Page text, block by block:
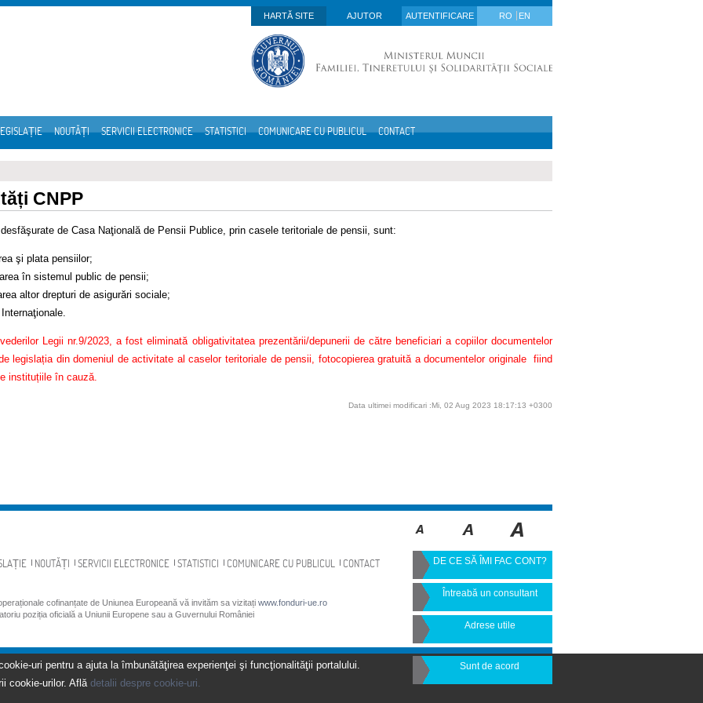
HARTĂ SITE
AJUTOR AUTENTIFICARE RO EN
NOUTĂȚI SERVICII ELECTRONICE STATISTICI COMUNICARE CU PUBLICUL CONTACT
CNPP
de Casa Naţională de Pensii Publice, prin casele teritoriale de pensii, sunt:
şi plata pensiilor;
în sistemul public de pensii;
altor drepturi de asigurări sociale;
Legii nr.9/2023, a fost eliminată obligativitatea prezentării/depunerii de către beneficiari a copiilor documentelor
legislația din domeniul de activitate al caselor teritoriale de pensii, fotocopierea gratuită a documentelor originale fiind
instituțiile în cauză.
Data ultimei modificari :Mi, 02 Aug 2023 18:17:13 +0300
NOUTĂȚI SERVICII ELECTRONICE STATISTICI COMUNICARE CU PUBLICUL CONTACT
cofinanțate de Uniunea Europeană vă invităm sa vizitați www.fonduri-ue.ro
poziția oficială a Uniunii Europene sau a Guvernului României
DE CE SĂ ÎMI FAC CONT?
Întreabă un consultant
Adrese utile
uri pentru a ajuta la îmbunătăţirea experienţei şi funcţionalităţii portalului.
cookie-urilor. Află detalii despre cookie-uri.
Sunt de acord